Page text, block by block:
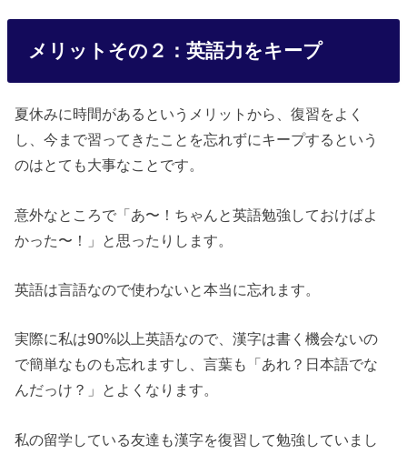
メリットその２：英語力をキープ
夏休みに時間があるというメリットから、復習をよく
し、今まで習ってきたことを忘れずにキープするという
のはとても大事なことです。
意外なところで「あ〜！ちゃんと英語勉強しておけばよ
かった〜！」と思ったりします。
英語は言語なので使わないと本当に忘れます。
実際に私は90%以上英語なので、漢字は書く機会ないの
で簡単なものも忘れますし、言葉も「あれ？日本語でな
んだっけ？」とよくなります。
私の留学している友達も漢字を復習して勉強していまし